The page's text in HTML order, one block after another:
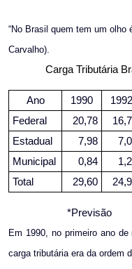
“No Brasil quem tem um olho
Carvalho).
Carga Tributária
Ano 1990 1992
Federal
20,78
Estadual
7,98
Municipal
0,84
Total
29,60
*Previsão
Em 1990, no primeiro ano
carga tributária era da ordem